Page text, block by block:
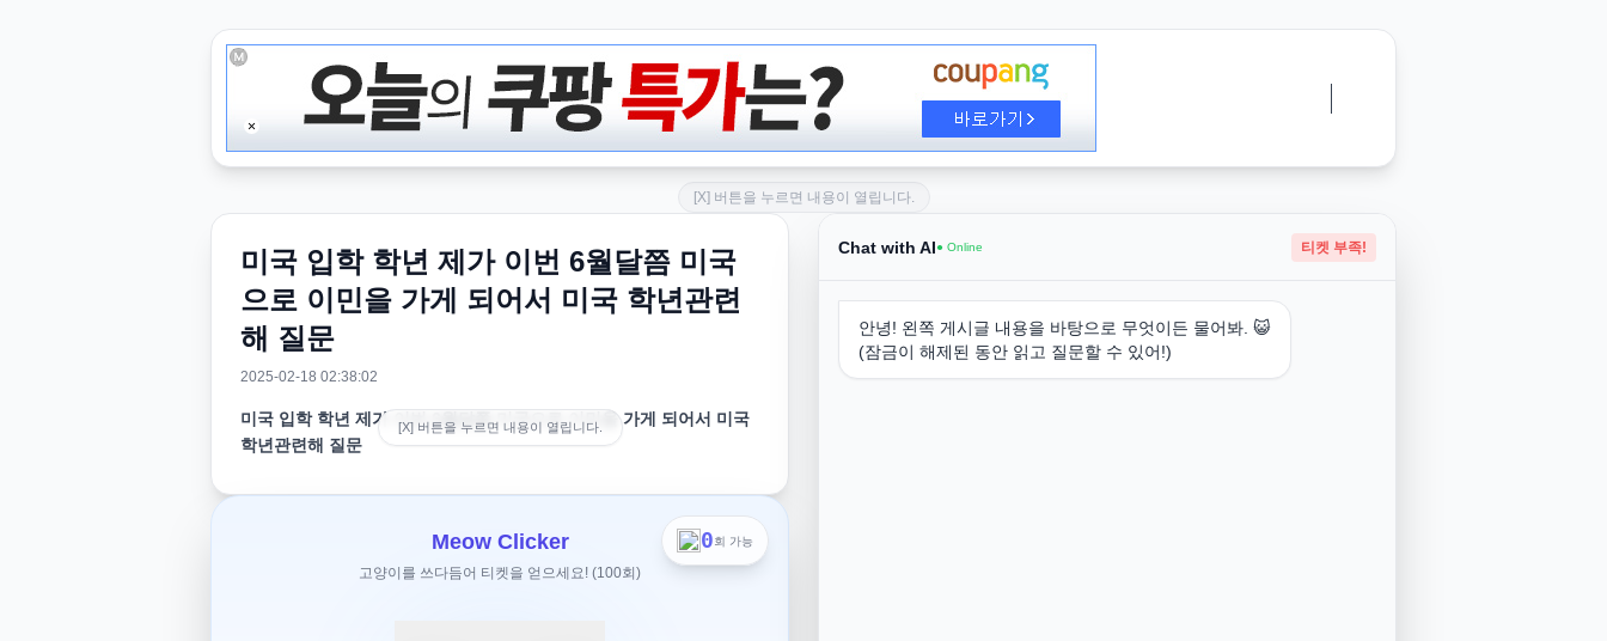
[X] 버튼을 누르면 내용이 열립니다.
미국 입학 학년 제가 이번 6월달쯤 미국
으로 이민을 가게 되어서 미국 학년관련
해 질문
2025-02-18 02:38:02
미국 입학 학년 제가 이번 6월달쯤 미국으로 이민을 가게 되어서 미국
학년관련해 질문
제가 이번 6월달쯤 미국으로 이민을 가게 되어서 미국 학년관련해 질
학할 예정이에요. 근데 제가 미국 학년계산기로 입학하게될 학년을 계
산했는데 10학년이 나왔어요. ( 저는 참고로올해 중3 입니다.) 영어도
[X] 버튼을 누르면 내용이 열립니다.
0회 가능
Meow Clicker
고양이를 쓰다듬어 티켓을 얻으세요! (100회)
Chat with AI● Online 티켓 부족!
안녕! 왼쪽 게시글 내용을 바탕으로 무엇이든 물어봐. 😺
(잠금이 해제된 동안 읽고 질문할 수 있어!)